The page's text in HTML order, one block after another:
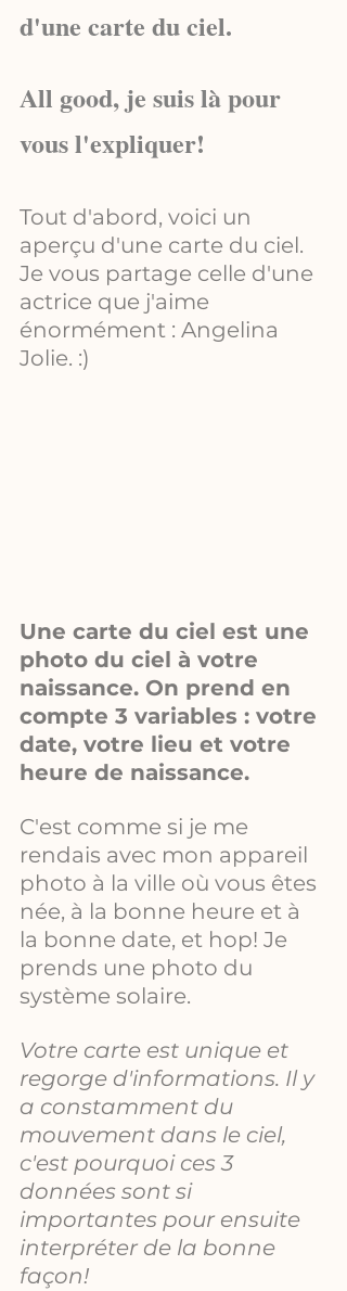
d'une carte du ciel.
All good, je suis là pour
vous l'expliquer!
Tout d'abord, voici un
aperçu d'une carte du ciel.
Je vous partage celle d'une
actrice que j'aime
énormément : Angelina
Jolie. :)
Une carte du ciel est une
photo du ciel à votre
naissance. On prend en
compte 3 variables : votre
date, votre lieu et votre
heure de naissance.
C'est comme si je me
rendais avec mon appareil
photo à la ville où vous êtes
née, à la bonne heure et à
la bonne date, et hop! Je
prends une photo du
système solaire.
Votre carte est unique et
regorge d'informations. Il y
a constamment du
mouvement dans le ciel,
c'est pourquoi ces 3
données sont si
importantes pour ensuite
interpréter de la bonne
façon!